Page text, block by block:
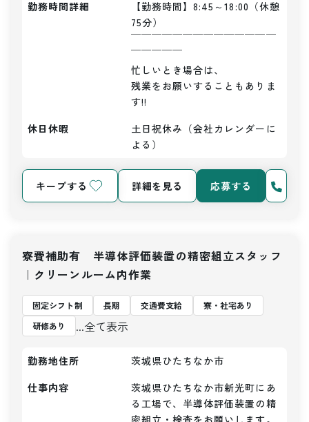
勤務時間詳細
【勤務時間】8:45～18:00（休憩
75分）
￣￣￣￣￣￣￣￣￣￣￣￣￣￣
￣￣￣￣￣
忙しいとき場合は、
残業をお願いすることもありま
す!!
休日休暇
土日祝休み（会社カレンダーに
よる）
キープする 詳細を見る 応募する
寮費補助有 半導体評価装置の精密組立スタッフ
｜クリーンルーム内作業
固定シフト制 長期 交通費支給
寮・社宅あり
研修あり
...全て表示
勤務地住所
茨城県ひたちなか市
仕事内容
茨城県ひたちなか市新光町にあ
る工場で、半導体評価装置の精
密組立・検査をお願いします。